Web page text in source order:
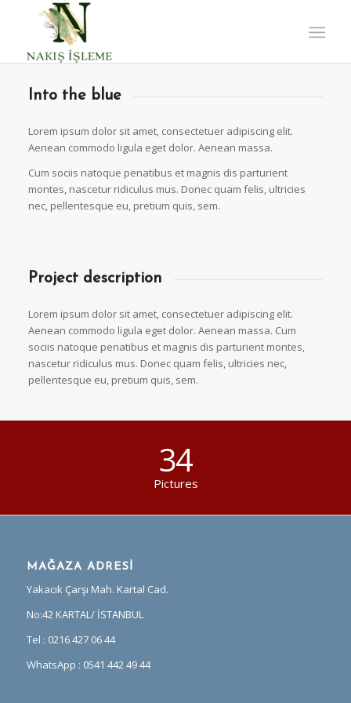
Into the blue
Lorem ipsum dolor sit amet, consectetuer adipiscing elit.
Aenean commodo ligula eget dolor. Aenean massa.
Cum sociis natoque penatibus et magnis dis parturient
montes, nascetur ridiculus mus. Donec quam felis, ultricies
nec, pellentesque eu, pretium quis, sem.
Project description
Lorem ipsum dolor sit amet, consectetuer adipiscing elit.
Aenean commodo ligula eget dolor. Aenean massa. Cum
sociis natoque penatibus et magnis dis parturient montes,
nascetur ridiculus mus. Donec quam felis, ultricies nec,
pellentesque eu, pretium quis, sem.
34
Pictures
MAĞAZA ADRESİ
Yakacık Çarşı Mah. Kartal Cad.
No:42 KARTAL/ İSTANBUL
Tel : 0216 427 06 44
WhatsApp : 0541 442 49 44